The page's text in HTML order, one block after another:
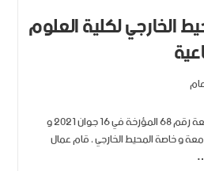
الخارجي لكلية العلوم
تطبيقا لتعليمة السيد مدير الجامعة رقم 68 المؤرخة في 16 جوان 2021 و
و خاصة المحيط الخارجي ، قام عمال